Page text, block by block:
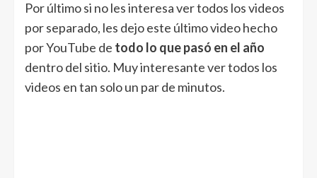
Por último si no les interesa ver todos los videos
por separado, les dejo este último video hecho
por YouTube de todo lo que pasó en el año
dentro del sitio. Muy interesante ver todos los
videos en tan solo un par de minutos.